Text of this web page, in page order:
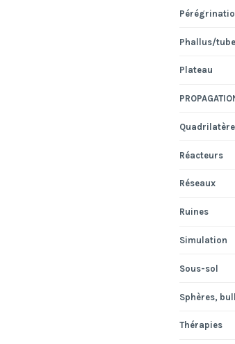
Phallus/
Plateau
Réacteurs
Réseaux
Ruines
Simulation
Sous-sol
Sphères,
Thérapies